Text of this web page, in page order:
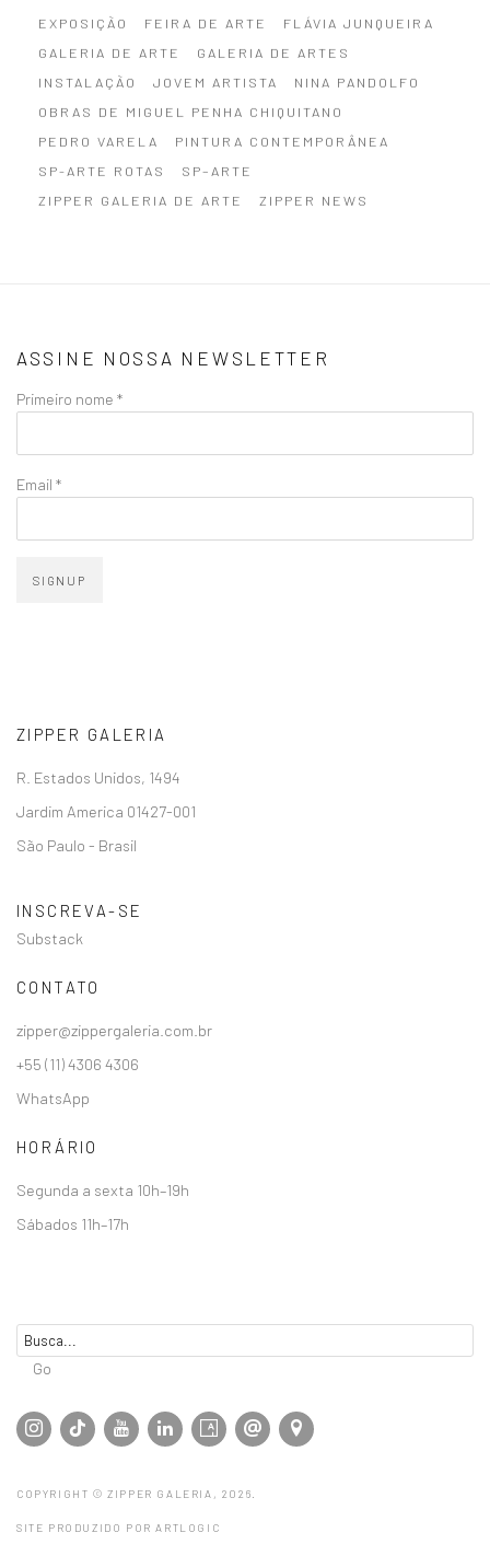
EXPOSIÇÃO
FEIRA DE ARTE
FLÁVIA JUNQUEIRA
GALERIA DE ARTE
GALERIA DE ARTES
INSTALAÇÃO
JOVEM ARTISTA
NINA PANDOLFO
OBRAS DE MIGUEL PENHA CHIQUITANO
PEDRO VARELA
PINTURA CONTEMPORÂNEA
SP-ARTE ROTAS
SP–ARTE
ZIPPER GALERIA DE ARTE
ZIPPER NEWS
ASSINE NOSSA NEWSLETTER
Primeiro nome *
Email *
SIGNUP
ZIPPER GALERIA
R. Estados Unidos, 1494
Jardim America 01427-001
São Paulo - Brasil
INSCREVA-SE
Substack
CONTATO
zipper@zippergaleria.com.br
+55 (11) 4306 4306
WhatsApp
HORÁRIO
Segunda a sexta 10h–19h
Sábados 11h–17h
Go
COPYRIGHT © ZIPPER GALERIA, 2026.
SITE PRODUZIDO POR ARTLOGIC